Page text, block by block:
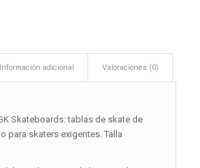
Información adicional Valoraciones (0)
Skateboards: tablas de skate de
para skaters exigentes. Talla